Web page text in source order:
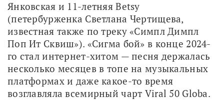
Янковская и 11-летняя Betsy
(петербурженка Светлана Чертищева,
известная также по треку «Симпл Димпл
Поп Ит Сквиш»). «Сигма бой» в конце 2024-
го стал интернет-хитом — песня держалась
несколько месяцев в топе на музыкальных
платформах и даже какое-то время
возглавляла всемирный чарт Viral 50 Globa.